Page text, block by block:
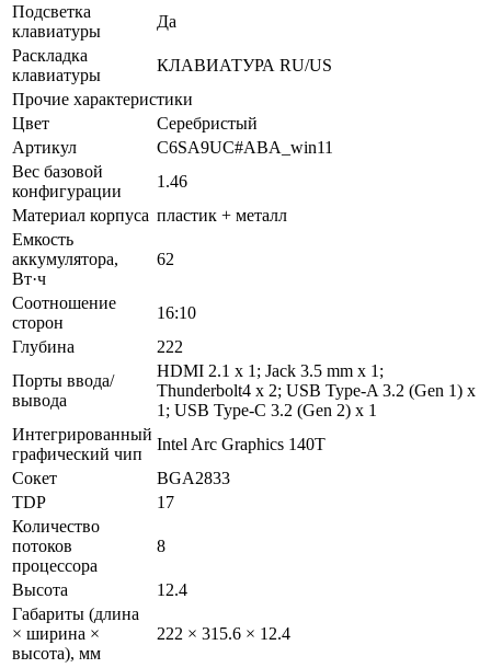
Подсветка
клавиатуры
Да
Раскладка
клавиатуры
КЛАВИАТУРА RU/US
Прочие характеристики
Цвет
Серебристый
Артикул
C6SA9UC#ABA_win11
Вес базовой
конфигурации
1.46
Материал корпуса пластик + металл
Емкость
аккумулятора,
Вт·ч
62
Соотношение
сторон
16:10
Глубина
222
Порты ввода/
вывода
HDMI 2.1 x 1; Jack 3.5 mm x 1;
Thunderbolt4 x 2; USB Type-A 3.2 (Gen 1) x
1; USB Type-C 3.2 (Gen 2) x 1
Интегрированный
графический чип
Intel Arc Graphics 140T
Сокет
BGA2833
TDP
17
Количество
потоков
процессора
8
Высота
12.4
Габариты (длина
× ширина ×
высота), мм
222 × 315.6 × 12.4